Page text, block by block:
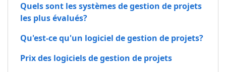
Quels sont les systèmes de gestion de projets
les plus évalués?
Qu'est-ce qu'un logiciel de gestion de projets?
Prix des logiciels de gestion de projets